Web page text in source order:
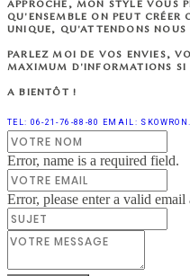
APPROCHE, MON STYLE VOUS
QU'ENSEMBLE ON PEUT CRÉER
UNIQUE, QU'ATTENDONS NOUS
PARLEZ MOI DE VOS ENVIES,
MAXIMUM D'INFORMATIONS SI
A BIENTÔT !
TEL: 06-21-76-88-80 EMAIL:
Error, name is a required field.
Error, please enter a valid email